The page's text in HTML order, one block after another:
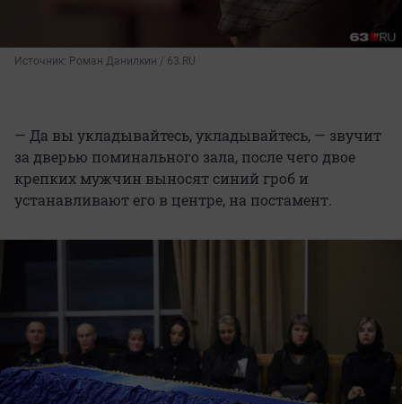
Источник: Роман Данилкин / 63.RU
— Да вы укладывайтесь, укладывайтесь, — звучит
за дверью поминального зала, после чего двое
крепких мужчин выносят синий гроб и
устанавливают его в центре, на постамент.